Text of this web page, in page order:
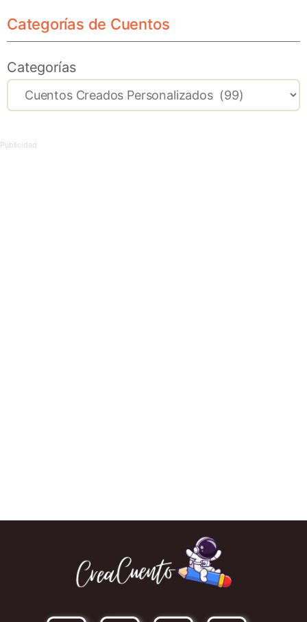
Categorías de Cuentos
Categorías